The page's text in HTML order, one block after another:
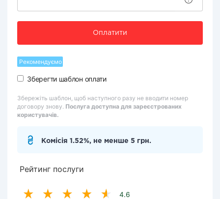
Оплатити
Рекомендуємо
Зберегти шаблон оплати
Збережіть шаблон, щоб наступного разу не вводити номер
договору знову. Послуга доступна для зареєстрованих
користувачів.
Комісія 1.52%, не менше 5 грн.
Рейтинг послуги
4.6